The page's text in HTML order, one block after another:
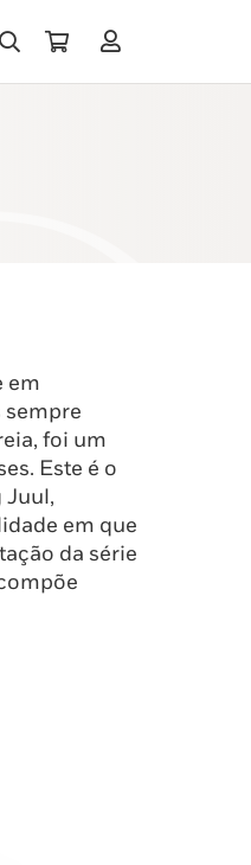
em
sempre
foi um
Este é o
Juul,
em que
da série